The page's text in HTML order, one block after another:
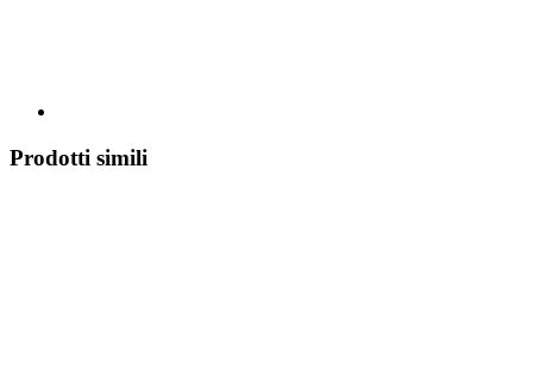
Prodotti simili